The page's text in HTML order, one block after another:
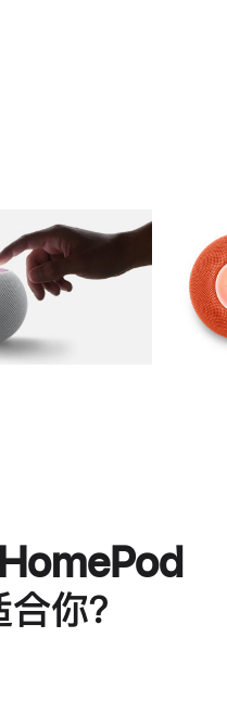
图库 图像
你？